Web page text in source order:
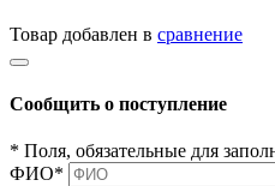
Товар добавлен в сравнение
Сообщить о поступление
* Поля, обязательные для
ФИО*